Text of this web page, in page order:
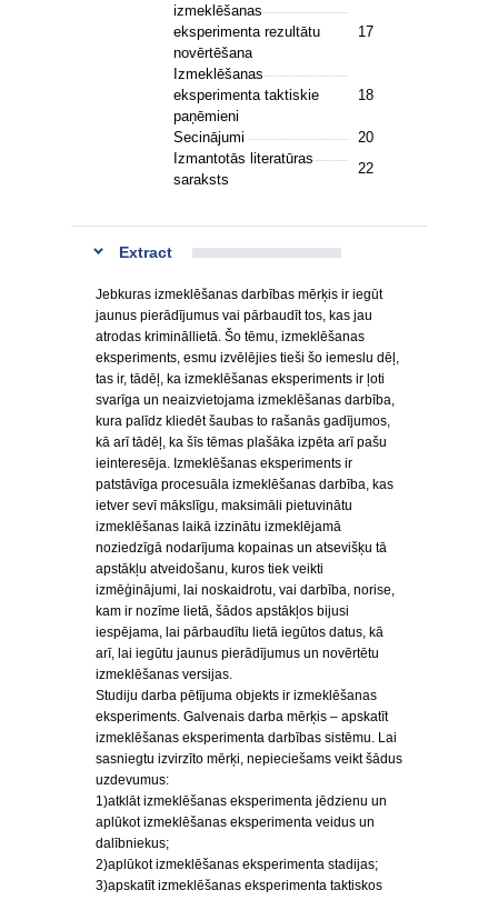
izmeklēšanas
eksperimenta rezultātu
novērtēšana
17
Izmeklēšanas
eksperimenta taktiskie
paņēmieni
18
Secinājumi
20
Izmantotās literatūras
saraksts
22
Extract
Jebkuras izmeklēšanas darbības mērķis ir iegūt
jaunus pierādījumus vai pārbaudīt tos, kas jau
atrodas krimināllietā. Šo tēmu, izmeklēšanas
eksperiments, esmu izvēlējies tieši šo iemeslu dēļ,
tas ir, tādēļ, ka izmeklēšanas eksperiments ir ļoti
svarīga un neaizvietojama izmeklēšanas darbība,
kura palīdz kliedēt šaubas to rašanās gadījumos,
kā arī tādēļ, ka šīs tēmas plašāka izpēta arī pašu
ieinteresēja. Izmeklēšanas eksperiments ir
patstāvīga procesuāla izmeklēšanas darbība, kas
ietver sevī mākslīgu, maksimāli pietuvinātu
izmeklēšanas laikā izzinātu izmeklējamā
noziedzīgā nodarījuma kopainas un atsevišķu tā
apstākļu atveidošanu, kuros tiek veikti
izmēģinājumi, lai noskaidrotu, vai darbība, norise,
kam ir nozīme lietā, šādos apstākļos bijusi
iespējama, lai pārbaudītu lietā iegūtos datus, kā
arī, lai iegūtu jaunus pierādījumus un novērtētu
izmeklēšanas versijas.
Studiju darba pētījuma objekts ir izmeklēšanas
eksperiments. Galvenais darba mērķis – apskatīt
izmeklēšanas eksperimenta darbības sistēmu. Lai
sasniegtu izvirzīto mērķi, nepieciešams veikt šādus
uzdevumus:
1)atklāt izmeklēšanas eksperimenta jēdzienu un
aplūkot izmeklēšanas eksperimenta veidus un
dalībniekus;
2)aplūkot izmeklēšanas eksperimenta stadijas;
3)apskatīt izmeklēšanas eksperimenta taktiskos